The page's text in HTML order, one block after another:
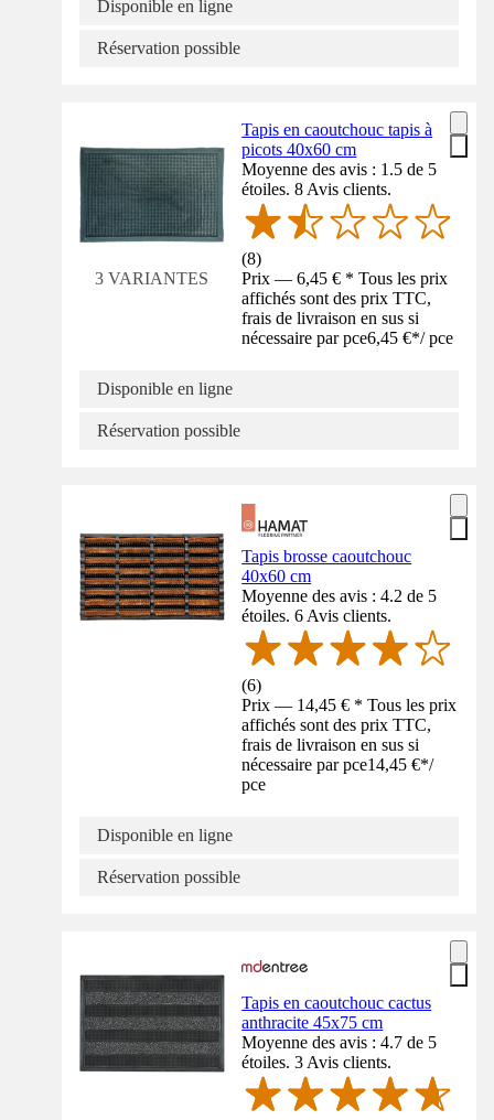
Disponible en ligne
Réservation possible
3 VARIANTES
Tapis en caoutchouc tapis à
picots 40x60 cm
Moyenne des avis : 1.5 de 5
étoiles. 8 Avis clients.
(8)
Prix — 6,45 € * Tous les prix
affichés sont des prix TTC,
frais de livraison en sus si
nécessaire par pce6,45 €*/ pce
Disponible en ligne
Réservation possible
Tapis brosse caoutchouc
40x60 cm
Moyenne des avis : 4.2 de 5
étoiles. 6 Avis clients.
(6)
Prix — 14,45 € * Tous les prix
affichés sont des prix TTC,
frais de livraison en sus si
nécessaire par pce14,45 €*/
pce
Disponible en ligne
Réservation possible
Tapis en caoutchouc cactus
anthracite 45x75 cm
Moyenne des avis : 4.7 de 5
étoiles. 3 Avis clients.